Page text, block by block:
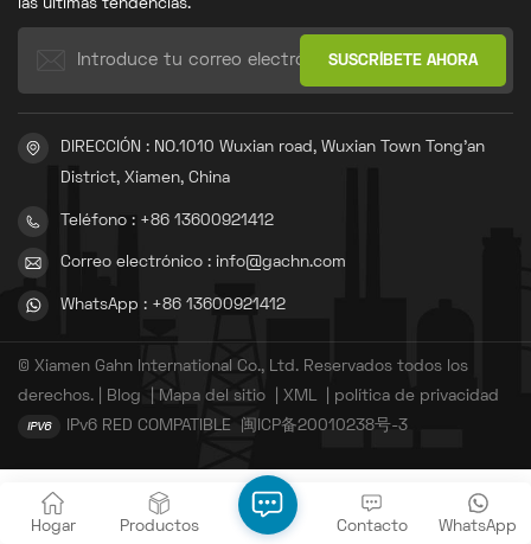
las últimas tendencias.
DIRECCIÓN : NO.1010 Wuxian road, Wuxian Town Tong'an
District, Xiamen, China
Teléfono : +86 13600921412
Correo electrónico : info@gachn.com
WhatsApp : +86 13600921412
© Xiamen Gahn International Co., Ltd. Reservados todos los
derechos. |
Blog Mapa del sitio XML
política de privacidad
IPv6 RED COMPATIBLE
闽ICP备20010238号-3
Hogar Productos WhatsApp
Contacto